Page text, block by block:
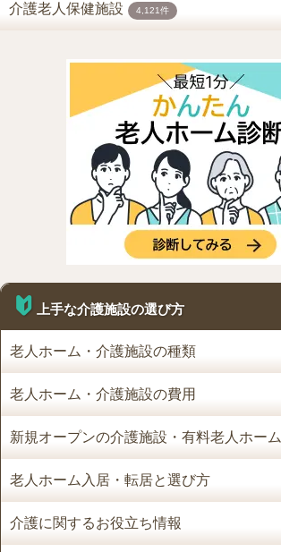
介護老人保健施設 4,121件
上手な介護施設の選び方
老人ホーム・介護施設の種類
老人ホーム・介護施設の費用
新規オープンの介護施設・有料老人ホーム
老人ホーム入居・転居と選び方
介護に関するお役立ち情報